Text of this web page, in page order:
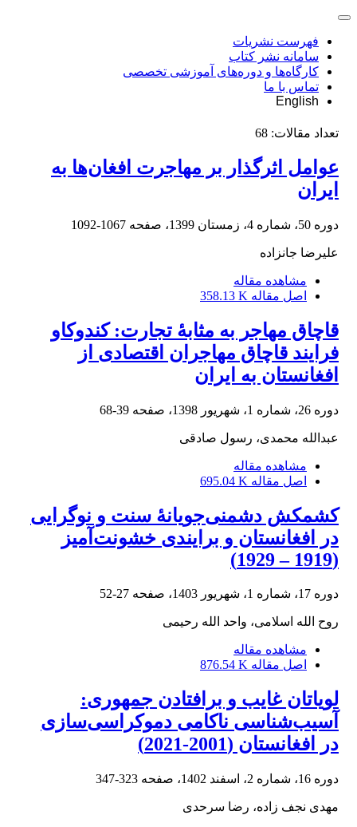
فهرست نشریات
سامانه نشر کتاب
کارگاه‌ها و دوره‌های آموزشی تخصصی
تماس با ما
English
تعداد مقالات: 68
عوامل اثرگذار بر مهاجرت افغان‌ها به
ایران
دوره 50، شماره 4، زمستان 1399، صفحه 1067-1092
علیرضا جانزاده
مشاهده مقاله
اصل مقاله 358.13 K
قاچاق مهاجر به مثابۀ تجارت: کندوکاو
فرایند قاچاق مهاجران اقتصادی از
افغانستان به ایران
دوره 26، شماره 1، شهریور 1398، صفحه 39-68
عبدالله محمدی، رسول صادقی
مشاهده مقاله
اصل مقاله 695.04 K
کشمکش دشمنی‌جویانۀ سنت و نوگرایی
در افغانستان و برایندی خشونت‌آمیز
(1919 – 1929)
دوره 17، شماره 1، شهریور 1403، صفحه 27-52
روح الله اسلامی، واحد الله رحیمی
مشاهده مقاله
اصل مقاله 876.54 K
لویاتان غایب و برافتادن جمهوری:
آسیب‌شناسی ناکامی دموکراسی‌سازی
در افغانستان (2001-2021)
دوره 16، شماره 2، اسفند 1402، صفحه 323-347
مهدی نجف زاده، رضا سرحدی